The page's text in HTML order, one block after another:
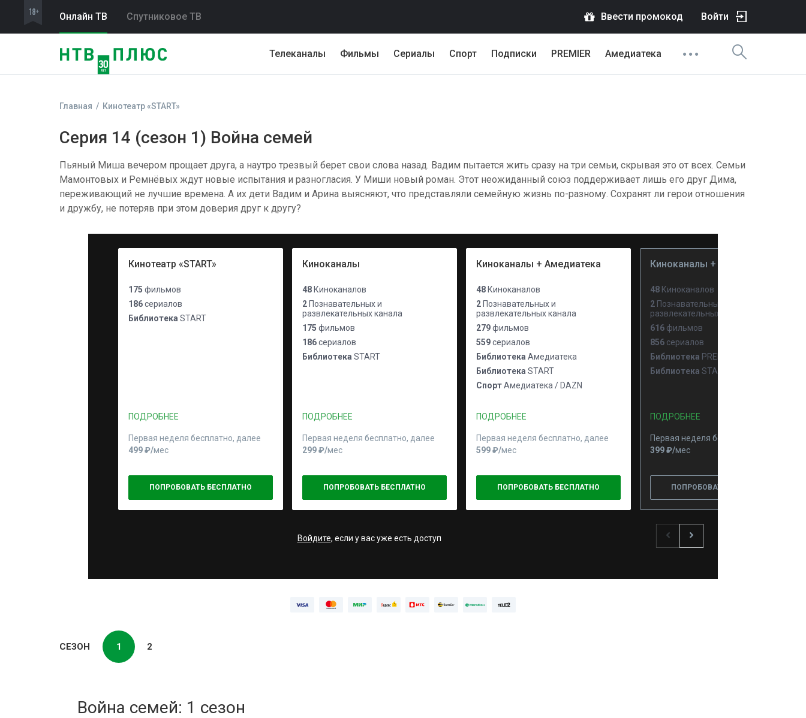
Онлайн ТВ Спутниковое ТВ Ввести промокод Войти
Телеканалы Фильмы Сериалы Спорт Подписки PREMIER Амедиатека
Главная Кинотеатр «START»
Серия 14 (сезон 1) Война семей
Пьяный Миша вечером прощает друга, а наутро трезвый берет свои слова назад. Вадим пытается жить сразу на три семьи, скрывая это от всех. Семьи
Мамонтовых и Ремнёвых ждут новые испытания и разногласия. У Миши новый роман. Этот неожиданный союз поддерживает лишь его друг Дима,
переживающий не лучшие времена. А их дети Вадим и Арина выясняют, что представляли семейную жизнь по-разному. Сохранят ли герои отношения
и дружбу, не потеряв при этом доверия друг к другу?
Кинотеатр «START»
175 фильмов
186сериалов
Библиотека START
ПОДРОБНЕЕ
Первая неделя бесплатно, далее
499 ₽⁠/⁠мес
ПОПРОБОВАТЬ БЕСПЛАТНО
Киноканалы
48 Киноканалов
2 Познавательных и
развлекательных канала
175 фильмов
186сериалов
Библиотека START
ПОДРОБНЕЕ
Первая неделя бесплатно, далее
299 ₽⁠/⁠мес
ПОПРОБОВАТЬ БЕСПЛАТНО
Киноканалы + Амедиатека
48 Киноканалов
2 Познавательных и
развлекательных канала
279фильмов
559сериалов
Библиотека Амедиатека
Библиотека START
СпортАмедиатека / DAZN
ПОДРОБНЕЕ
Первая неделя бесплатно, далее
599 ₽⁠/⁠мес
ПОПРОБОВАТЬ БЕСПЛАТНО
Киноканалы + PREMIER
48 Киноканалов
2 Познавательных и
развлекательных канала
616 фильмов
856 сериалов
Библиотека PREMIER
Библиотека START
ПОДРОБНЕЕ
Первая неделя бесплатно, далее
399 ₽⁠/⁠мес
ПОПРОБОВАТЬ БЕСПЛАТНО
Войдите, если у вас уже есть доступ
СЕЗОН 1 2
Война семей: 1 сезон